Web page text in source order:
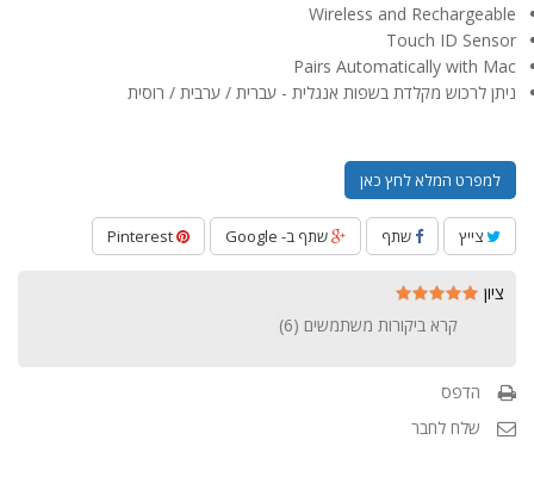
Wireless and Rechargeable
Touch ID Sensor
Pairs Automatically with Mac
ניתן לרכוש מקלדת בשפות אנגלית - עברית / ערבית / רוסית
למפרט המלא לחץ כאן
צייץ שתף שתף ב- Google
ציון
קרא ביקורות משתמשים (6
)
הדפס
שלח לחבר